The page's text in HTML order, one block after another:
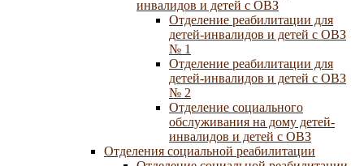
инвалидов и детей с ОВЗ
Отделение реабилитации для
детей-инвалидов и детей с ОВЗ
№ 1
Отделение реабилитации для
детей-инвалидов и детей с ОВЗ
№ 2
Отделение социального
обслуживания на дому детей-
инвалидов и детей с ОВЗ
Отделения социальной реабилитации